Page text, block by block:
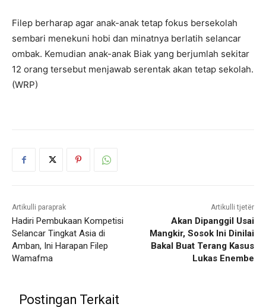
Filep berharap agar anak-anak tetap fokus bersekolah
sembari menekuni hobi dan minatnya berlatih selancar
ombak. Kemudian anak-anak Biak yang berjumlah sekitar
12 orang tersebut menjawab serentak akan tetap sekolah.
(WRP)
Artikulli paraprak
Hadiri Pembukaan Kompetisi
Selancar Tingkat Asia di
Amban, Ini Harapan Filep
Wamafma
Artikulli tjetër
Akan Dipanggil Usai
Mangkir, Sosok Ini Dinilai
Bakal Buat Terang Kasus
Lukas Enembe
Postingan Terkait